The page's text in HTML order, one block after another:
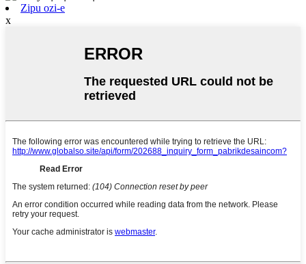
Zipu ozi-e
x